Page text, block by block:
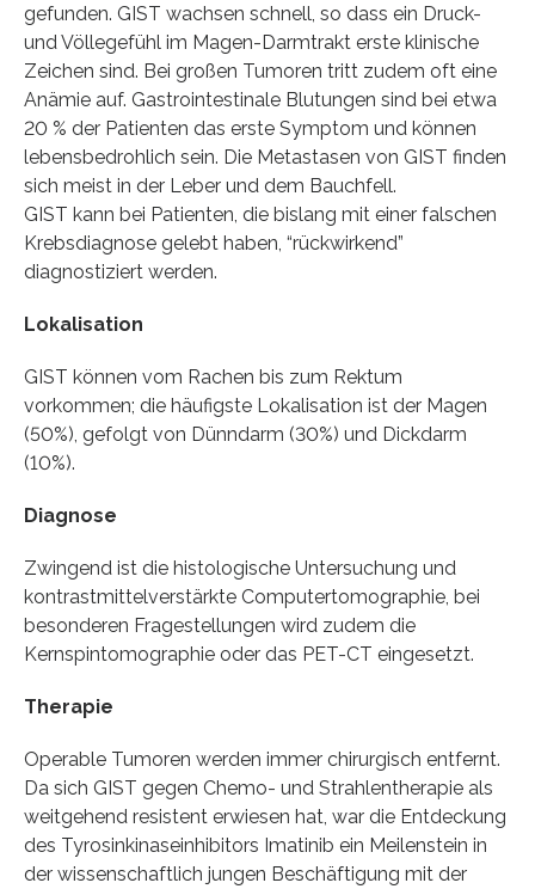
gefunden. GIST wachsen schnell, so dass ein Druck-
und Völlegefühl im Magen-Darmtrakt erste klinische
Zeichen sind. Bei großen Tumoren tritt zudem oft eine
Anämie auf. Gastrointestinale Blutungen sind bei etwa
20 % der Patienten das erste Symptom und können
lebensbedrohlich sein. Die Metastasen von GIST finden
sich meist in der Leber und dem Bauchfell.
GIST kann bei Patienten, die bislang mit einer falschen
Krebsdiagnose gelebt haben, “rückwirkend”
diagnostiziert werden.
Lokalisation
GIST können vom Rachen bis zum Rektum
vorkommen; die häufigste Lokalisation ist der Magen
(50%), gefolgt von Dünndarm (30%) und Dickdarm
(10%).
Diagnose
Zwingend ist die histologische Untersuchung und
kontrastmittelverstärkte Computertomographie, bei
besonderen Fragestellungen wird zudem die
Kernspintomographie oder das PET-CT eingesetzt.
Therapie
Operable Tumoren werden immer chirurgisch entfernt.
Da sich GIST gegen Chemo- und Strahlentherapie als
weitgehend resistent erwiesen hat, war die Entdeckung
des Tyrosinkinaseinhibitors Imatinib ein Meilenstein in
der wissenschaftlich jungen Beschäftigung mit der